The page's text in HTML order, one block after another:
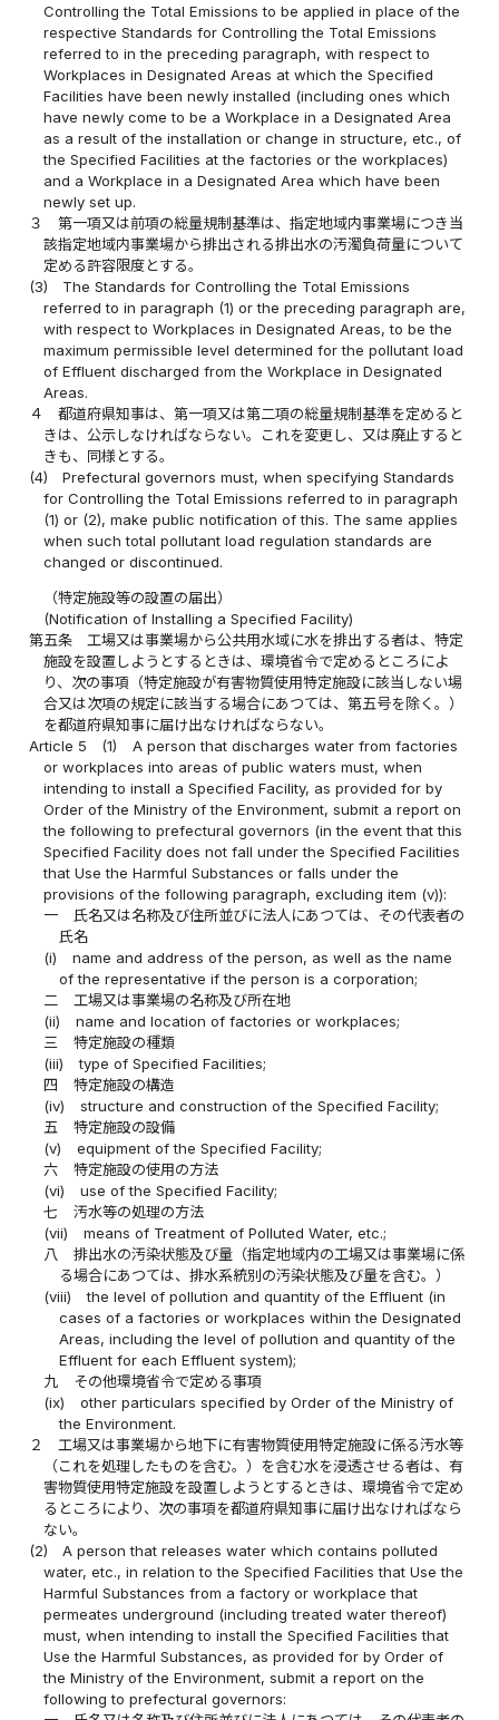
Controlling the Total Emissions to be applied in place of the
respective Standards for Controlling the Total Emissions
referred to in the preceding paragraph, with respect to
Workplaces in Designated Areas at which the Specified
Facilities have been newly installed (including ones which
have newly come to be a Workplace in a Designated Area
as a result of the installation or change in structure, etc., of
the Specified Facilities at the factories or the workplaces)
and a Workplace in a Designated Area which have been
newly set up.
３
第一項又は前項の総量規制基準は、指定地域内事業場につき当
該指定地域内事業場から排出される排出水の汚濁負荷量について
定める許容限度とする。
(3)
The Standards for Controlling the Total Emissions
referred to in paragraph (1) or the preceding paragraph are,
with respect to Workplaces in Designated Areas, to be the
maximum permissible level determined for the pollutant load
of Effluent discharged from the Workplace in Designated
Areas.
４
都道府県知事は、第一項又は第二項の総量規制基準を定めると
きは、公示しなければならない。これを変更し、又は廃止すると
きも、同様とする。
(4)
Prefectural governors must, when specifying Standards
for Controlling the Total Emissions referred to in paragraph
(1) or (2), make public notification of this. The same applies
when such total pollutant load regulation standards are
changed or discontinued.
（特定施設等の設置の届出）
(Notification of Installing a Specified Facility)
第五条
工場又は事業場から公共用水域に水を排出する者は、特定
施設を設置しようとするときは、環境省令で定めるところによ
り、次の事項（特定施設が有害物質使用特定施設に該当しない場
合又は次項の規定に該当する場合にあつては、第五号を除く。）
を都道府県知事に届け出なければならない。
Article 5
(1)
A person that discharges water from factories
or workplaces into areas of public waters must, when
intending to install a Specified Facility, as provided for by
Order of the Ministry of the Environment, submit a report on
the following to prefectural governors (in the event that this
Specified Facility does not fall under the Specified Facilities
that Use the Harmful Substances or falls under the
provisions of the following paragraph, excluding item (v)):
一
氏名又は名称及び住所並びに法人にあつては、その代表者の
氏名
(i)
name and address of the person, as well as the name
of the representative if the person is a corporation;
二
工場又は事業場の名称及び所在地
(ii)
name and location of factories or workplaces;
三
特定施設の種類
(iii)
type of Specified Facilities;
四
特定施設の構造
(iv)
structure and construction of the Specified Facility;
五
特定施設の設備
(v)
equipment of the Specified Facility;
六
特定施設の使用の方法
(vi)
use of the Specified Facility;
七
汚水等の処理の方法
(vii)
means of Treatment of Polluted Water, etc.;
八
排出水の汚染状態及び量（指定地域内の工場又は事業場に係
る場合にあつては、排水系統別の汚染状態及び量を含む。）
(viii)
the level of pollution and quantity of the Effluent (in
cases of a factories or workplaces within the Designated
Areas, including the level of pollution and quantity of the
Effluent for each Effluent system);
九
その他環境省令で定める事項
(ix)
other particulars specified by Order of the Ministry of
the Environment.
２
工場又は事業場から地下に有害物質使用特定施設に係る汚水等
（これを処理したものを含む。）を含む水を浸透させる者は、有
害物質使用特定施設を設置しようとするときは、環境省令で定め
るところにより、次の事項を都道府県知事に届け出なければなら
ない。
(2)
A person that releases water which contains polluted
water, etc., in relation to the Specified Facilities that Use the
Harmful Substances from a factory or workplace that
permeates underground (including treated water thereof)
must, when intending to install the Specified Facilities that
Use the Harmful Substances, as provided for by Order of
the Ministry of the Environment, submit a report on the
following to prefectural governors: